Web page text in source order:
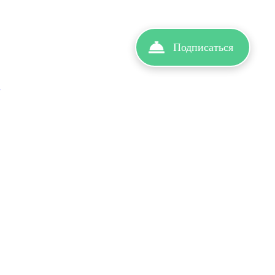
Подписаться